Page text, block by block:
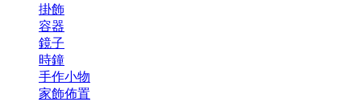
掛飾
容器
鏡子
時鐘
手作小物
家飾佈置